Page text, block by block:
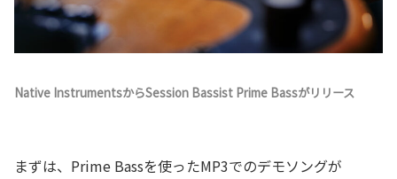
Native InstrumentsからSession Bassist Prime Bassがリリース
まずは、Prime Bassを使ったMP3でのデモソングが